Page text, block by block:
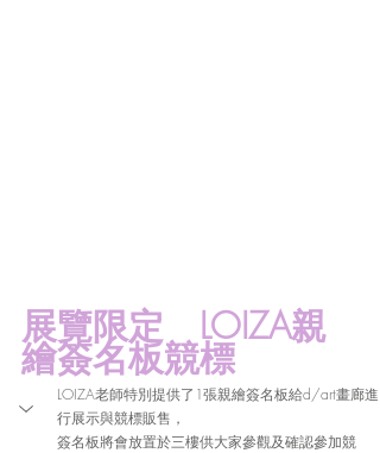
展覽限定　LOIZA親
繪簽名板競標
LOIZA老師特別提供了1張親繪簽名板給d/art畫廊進
行展示與競標販售，
簽名板將會放置於三樓供大家參觀及確認參加競